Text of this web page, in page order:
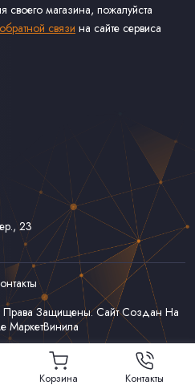
своего магазина, пожалуйста
связи на сайте сервиса
23
Права Защищены. Сайт Создан На
МаркетВинила
Корзина Контакты